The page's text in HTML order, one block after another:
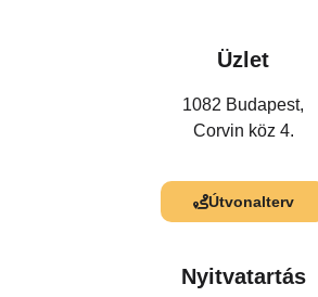
Üzlet
1082 Budapest,
Corvin köz 4.
Útvonalterv
Nyitvatartás